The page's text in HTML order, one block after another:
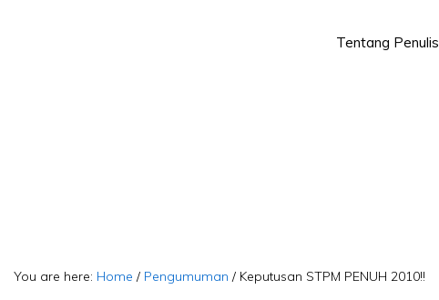
Tentang Penulis
You are here: Home / Pengumuman / Keputusan STPM PENUH 2010!!